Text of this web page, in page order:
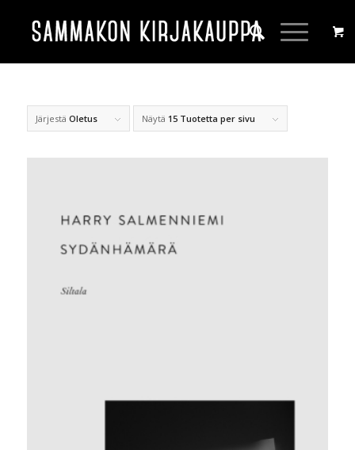
Järjestä Oletus Näytä 15 Tuotetta per sivu